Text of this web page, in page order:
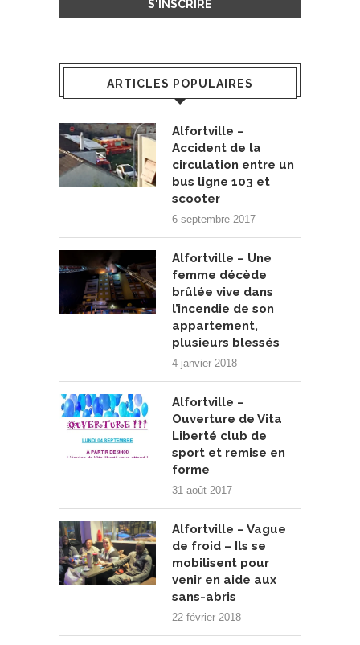
ARTICLES POPULAIRES
Alfortville –
Accident de la
circulation entre un
bus ligne 103 et
scooter
6 septembre 2017
Alfortville – Une
femme décède
brûlée vive dans
l’incendie de son
appartement,
plusieurs blessés
4 janvier 2018
Alfortville –
Ouverture de Vita
Liberté club de
sport et remise en
forme
31 août 2017
Alfortville – Vague
de froid – Ils se
mobilisent pour
venir en aide aux
sans-abris
22 février 2018